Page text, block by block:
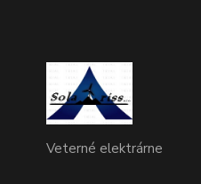
Veterné elektrárne